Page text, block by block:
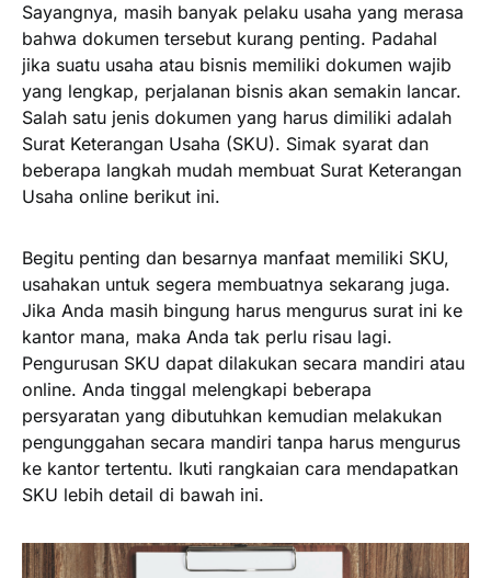
Sayangnya, masih banyak pelaku usaha yang merasa
bahwa dokumen tersebut kurang penting. Padahal
jika suatu usaha atau bisnis memiliki dokumen wajib
yang lengkap, perjalanan bisnis akan semakin lancar.
Salah satu jenis dokumen yang harus dimiliki adalah
Surat Keterangan Usaha (SKU). Simak syarat dan
beberapa langkah mudah membuat Surat Keterangan
Usaha online berikut ini.
Begitu penting dan besarnya manfaat memiliki SKU,
usahakan untuk segera membuatnya sekarang juga.
Jika Anda masih bingung harus mengurus surat ini ke
kantor mana, maka Anda tak perlu risau lagi.
Pengurusan SKU dapat dilakukan secara mandiri atau
online. Anda tinggal melengkapi beberapa
persyaratan yang dibutuhkan kemudian melakukan
pengunggahan secara mandiri tanpa harus mengurus
ke kantor tertentu. Ikuti rangkaian cara mendapatkan
SKU lebih detail di bawah ini.